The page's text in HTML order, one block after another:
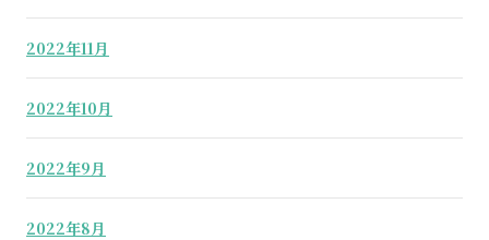
2022年11月
2022年10月
2022年9月
2022年8月